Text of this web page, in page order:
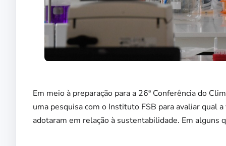
Em meio à preparação para a 26ª Conferência do
uma pesquisa com o Instituto FSB para avaliar qual
adotaram em relação à sustentabilidade. Em alguns